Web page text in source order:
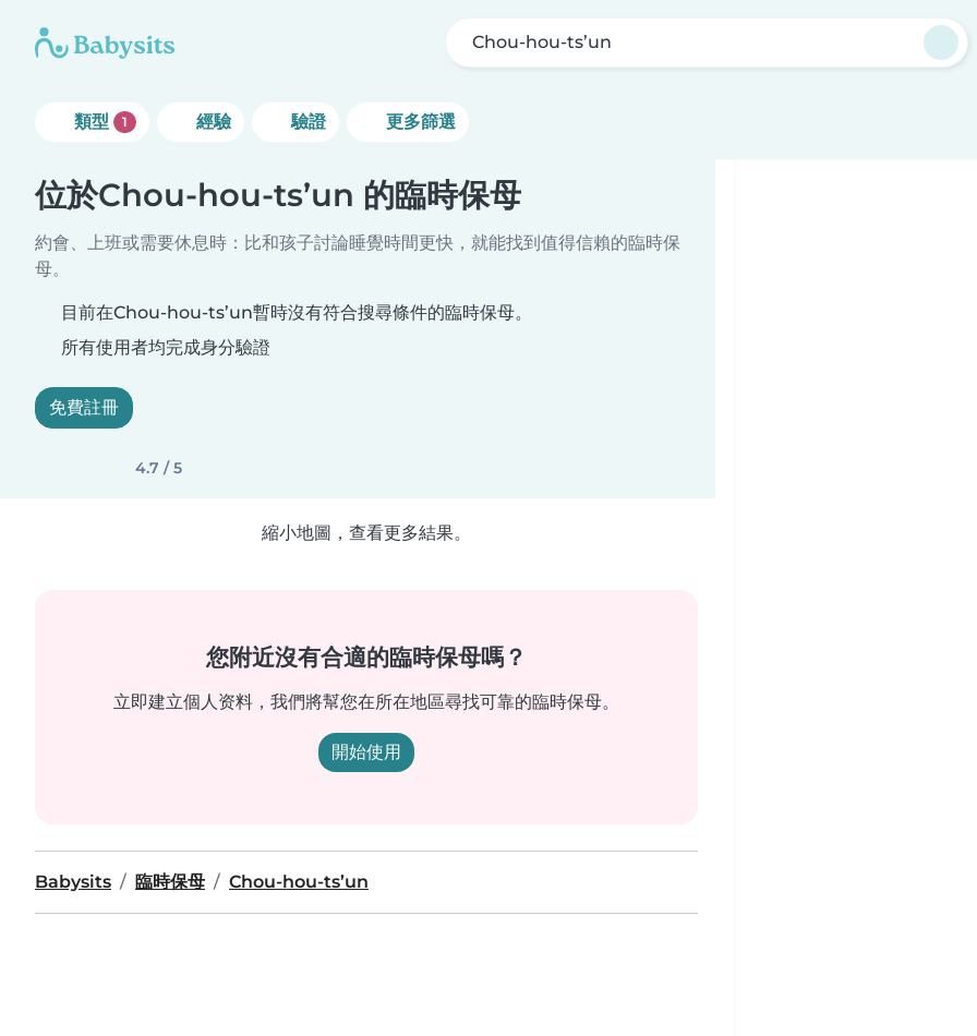
Chou-hou-ts’un
類型 1 經驗 驗證 更多篩選
位於Chou-hou-ts’un 的臨時保母
約會、上班或需要休息時：比和孩子討論睡覺時間更快，就能找到值得信賴的臨時保
母。
目前在Chou-hou-ts’un暫時沒有符合搜尋條件的臨時保母。
所有使用者均完成身分驗證
免費註冊
4.7 / 5
縮小地圖，查看更多結果。
您附近沒有合適的臨時保母嗎？
立即建立個人资料，我們將幫您在所在地區尋找可靠的臨時保母。
開始使用
Babysits 臨時保母 Chou-hou-ts’un